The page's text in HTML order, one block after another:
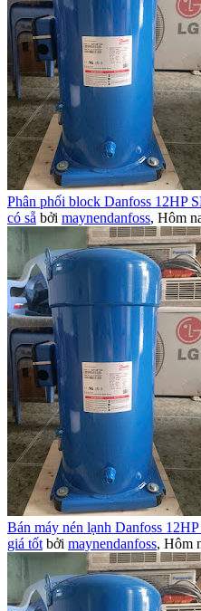
Phân phối block Danfoss 12HP
có sẵ bởi maynendanfoss, Hôm
Bán máy nén lạnh Danfoss
giá tốt bởi maynendanfoss, Hôm